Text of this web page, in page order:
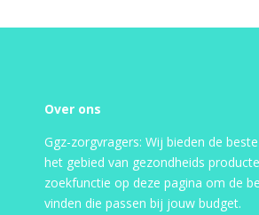
Over ons
Ggz-zorgvragers: Wij bieden de
het gebied van gezondheids
zoekfunctie op deze pagina om de
vinden die passen bij jouw budget.